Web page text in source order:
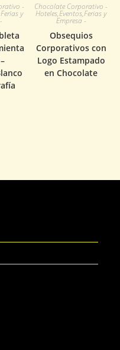
-
y
Chocolate Corporativo -
Hoteles,Eventos,Ferias y
Empresa -
Obsequios
Corporativos con
Logo Estampado
en Chocolate